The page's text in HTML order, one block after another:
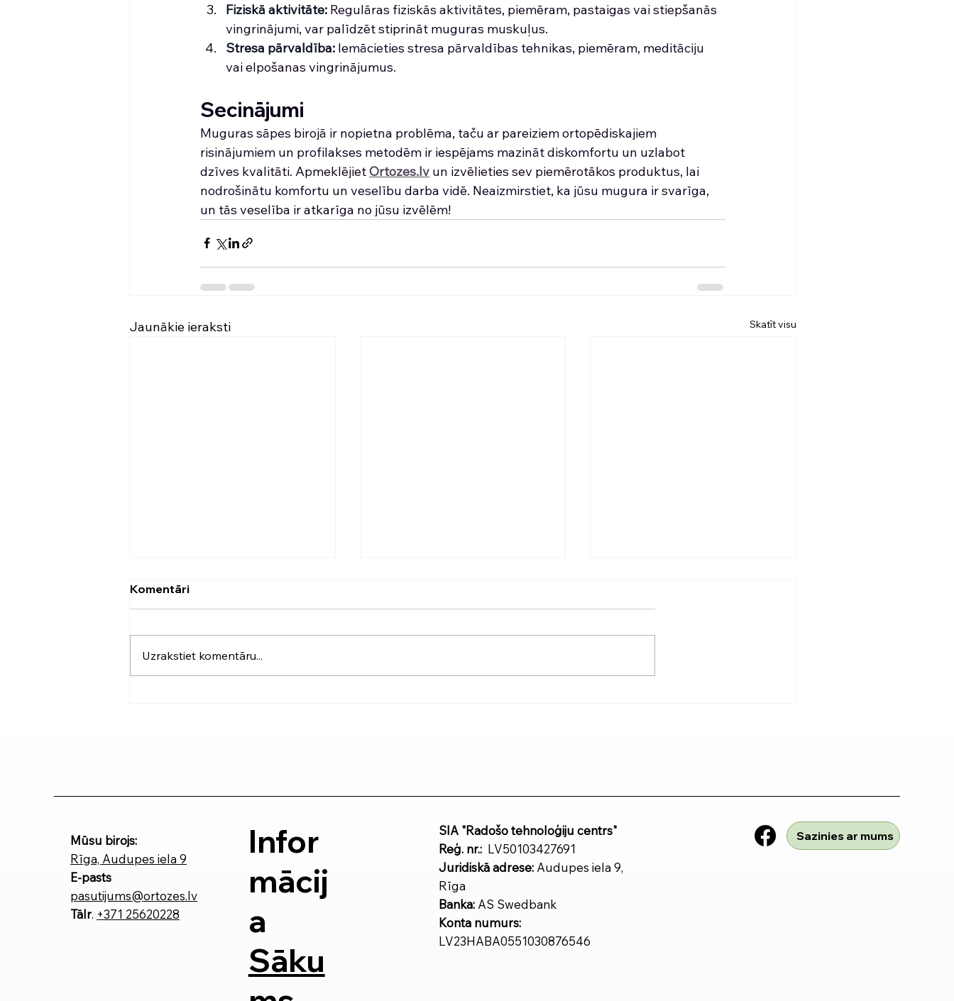
Fiziskā aktivitāte: Regulāras fiziskās aktivitātes, piemēram, pastaigas vai stiepšanās
vingrinājumi, var palīdzēt stiprināt muguras muskuļus.
Stresa pārvaldība: Iemācieties stresa pārvaldības tehnikas, piemēram, meditāciju
vai elpošanas vingrinājumus.
Secinājumi
Muguras sāpes birojā ir nopietna problēma, taču ar pareiziem ortopēdiskajiem
risinājumiem un profilakses metodēm ir iespējams mazināt diskomfortu un uzlabot
dzīves kvalitāti. Apmeklējiet Ortozes.lv un izvēlieties sev piemērotākos produktus, lai
nodrošinātu komfortu un veselību darba vidē. Neaizmirstiet, ka jūsu mugura ir svarīga,
un tās veselība ir atkarīga no jūsu izvēlēm!
Jaunākie ieraksti Skatīt visu
Komentāri
Uzrakstiet komentāru...
Mūsu birojs:
Rīga, Audupes iela 9
E-pasts
pasutijums@ortozes.lv
Tālr. +371 25620228
Infor
mācij
a
Sāku
SIA "Radošo tehnoloģiju centrs"
Reģ. nr.: LV50103427691
Juridiskā adrese: Audupes iela 9,
Rīga
Banka: AS Swedbank
Konta numurs:
LV23HABA0551030876546
Sazinies ar mums